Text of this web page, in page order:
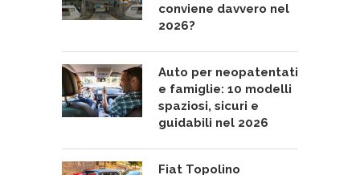
conviene davvero nel
2026?
Auto per neopatentati
e famiglie: 10 modelli
spaziosi, sicuri e
guidabili nel 2026
Fiat Topolino